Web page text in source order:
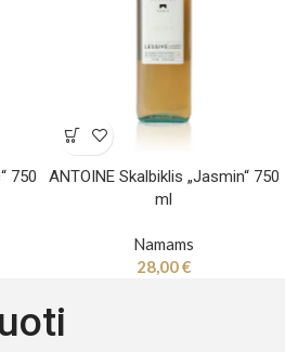
750
ANTOINE Skalbiklis „Jasmin“ 750
ml
Namams
28,00€